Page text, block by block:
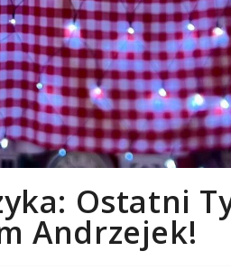
Ostatni
Andrzejek!